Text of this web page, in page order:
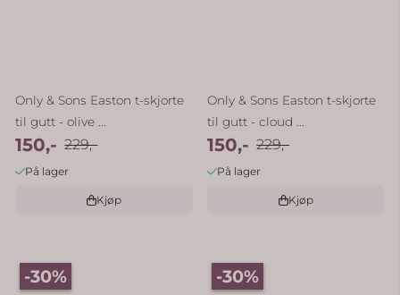
Only & Sons Easton t-skjorte
til gutt - olive ...
150,- 229,-
På lager
Kjøp
Only & Sons Easton t-skjorte
til gutt - cloud ...
150,- 229,-
På lager
Kjøp
-30% -30%